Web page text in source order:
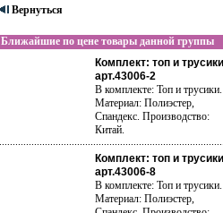
Вернуться
Ближайшие по цене товары данной группы
Комплект: топ и
арт.43006-2
В комплекте: Топ и трусики.
Материал: Полиэстер,
Спандекс. Производство:
Китай.
Комплект: топ и
арт.43006-8
В комплекте: Топ и трусики.
Материал: Полиэстер,